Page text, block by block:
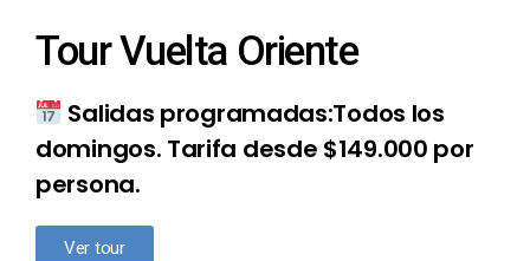
Tour Vuelta Oriente
Salidas programadas:Todos los
domingos. Tarifa desde $149.000 por
persona.
Ver tour